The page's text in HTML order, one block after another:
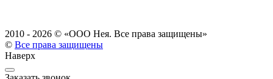
2010 - 2026 © «ООО Нея. Все права защищены»
© Все права защищены
Наверх